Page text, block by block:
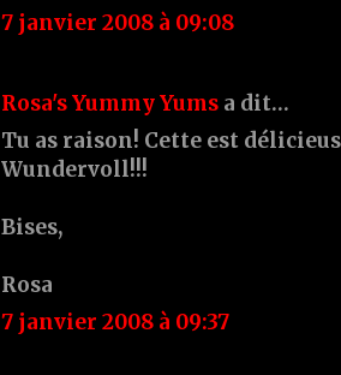
7 janvier 2008 à 09:08
Rosa's Yummy Yums a dit…
Tu as raison! Cette est
Wundervoll!!!
Bises,
Rosa
7 janvier 2008 à 09:37